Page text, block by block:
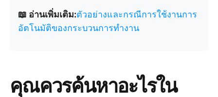
📖 อ่านเพิ่มเติม:ตัวอย่างและกรณีการใช้งานการ
อัตโนมัติของกระบวนการทำงาน
คุณควรค้นหาอะไรใน